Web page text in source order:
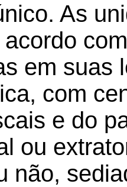
As
em suas
com
e do
ou
não,